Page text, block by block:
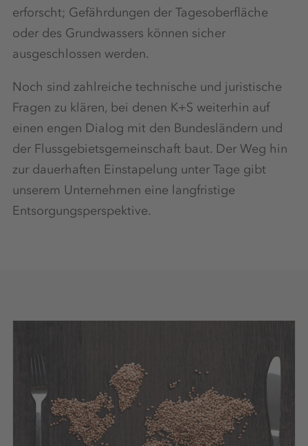
erforscht; Gefährdungen der Tagesoberfläche
oder des Grundwassers können sicher
ausgeschlossen werden.
Noch sind zahlreiche technische und juristische
Fragen zu klären, bei denen K+S weiterhin auf
einen engen Dialog mit den Bundesländern und
der Flussgebietsgemeinschaft baut. Der Weg hin
zur dauerhaften Einstapelung unter Tage gibt
unserem Unternehmen eine langfristige
Entsorgungsperspektive.